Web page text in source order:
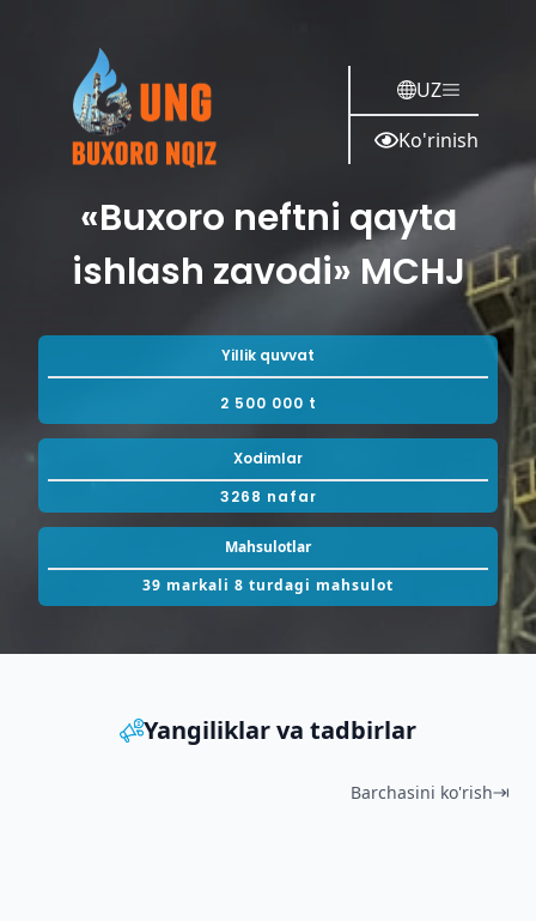
UZ
Ko'rinish
«Buxoro neftni qayta
ishlash zavodi» MCHJ
Yillik quvvat
2 500 000 t
Xodimlar
3268 nafar
Mahsulotlar
39 markali 8 turdagi mahsulot
Yangiliklar va tadbirlar
Barchasini ko'rish